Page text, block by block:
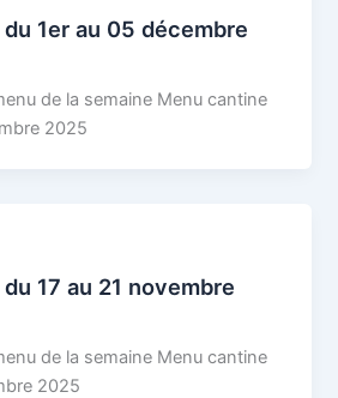
1er au 05 décembre
de la semaine Menu cantine
2025
17 au 21 novembre
de la semaine Menu cantine
2025